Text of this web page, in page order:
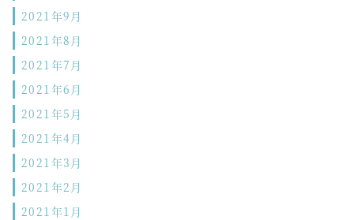
2021年9月
2021年8月
2021年7月
2021年6月
2021年5月
2021年4月
2021年3月
2021年2月
2021年1月